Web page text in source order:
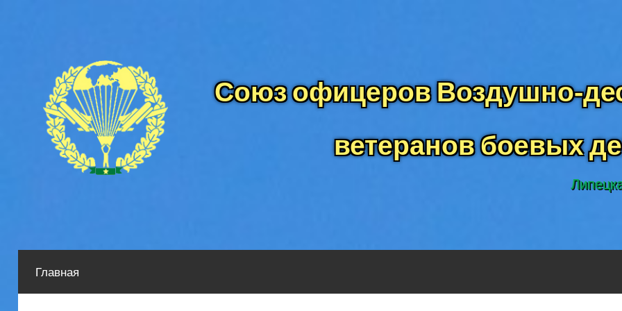
содержимому
Союз офицеров Воздушно-
ветеранов боевых
Главная